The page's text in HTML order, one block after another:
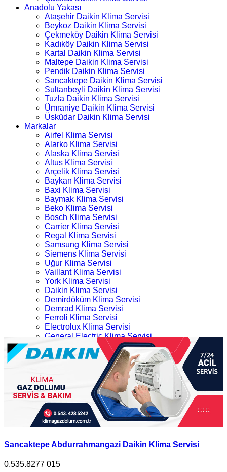
Anadolu Yakası
Ataşehir Daikin Klima Servisi
Beykoz Daikin Klima Servisi
Çekmeköy Daikin Klima Servisi
Kadıköy Daikin Klima Servisi
Kartal Daikin Klima Servisi
Maltepe Daikin Klima Servisi
Pendik Daikin Klima Servisi
Sancaktepe Daikin Klima Servisi
Sultanbeyli Daikin Klima Servisi
Tuzla Daikin Klima Servisi
Ümraniye Daikin Klima Servisi
Üsküdar Daikin Klima Servisi
Markalar
Airfel Klima Servisi
Alarko Klima Servisi
Alaska Klima Servisi
Altus Klima Servisi
Arçelik Klima Servisi
Baykan Klima Servisi
Baxi Klima Servisi
Baymak Klima Servisi
Beko Klima Servisi
Bosch Klima Servisi
Carrier Klima Servisi
Regal Klima Servisi
Samsung Klima Servisi
Siemens Klima Servisi
Uğur Klima Servisi
Vaillant Klima Servisi
York Klima Servisi
Daikin Klima Servisi
Demirdöküm Klima Servisi
Demrad Klima Servisi
Ferroli Klima Servisi
Electrolux Klima Servisi
General Electric Klima Servisi
LG Klima Servisi
Midea Klima Servisi
Mitsubishi Klima Servisi
Profilo Klima Servisi
İletişim
Sancaktepe Daikin Klima Servisi
Kategoriler
Sancaktepe Daikin Klima Servisi
Sancaktepe Abdurrahmangazi Daikin Klima Servisi
0.535.8277 015